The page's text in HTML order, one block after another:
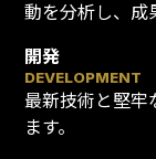
動を分析し、成
開発
DEVELOPMENT
最新技術と堅牢
ます。